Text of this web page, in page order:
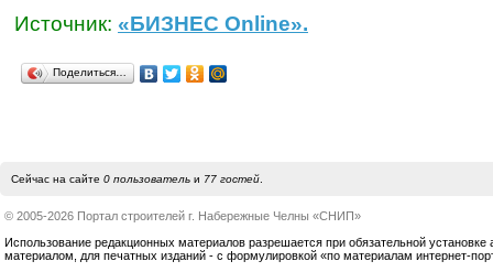
Источник: «БИЗНЕС Online».
Поделиться…
Сейчас на сайте 0 пользовательи 77 гостей.
© 2005-2026 Портал строителей г. Набережные Челны «СНИП»
Использование редакционных материалов разрешается при обязательной установке
материалом, для печатных изданий - с формулировкой «по материалам интернет-